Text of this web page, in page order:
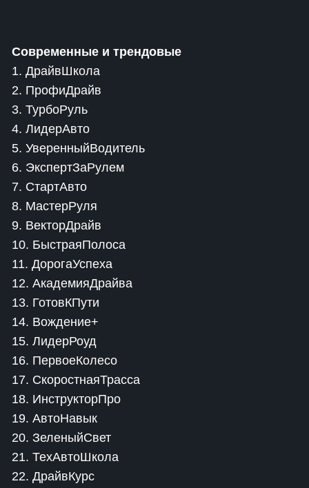
Современные и трендовые
1. ДрайвШкола
2. ПрофиДрайв
3. ТурбоРуль
4. ЛидерАвто
5. УверенныйВодитель
6. ЭкспертЗаРулем
7. СтартАвто
8. МастерРуля
9. ВекторДрайв
10. БыстраяПолоса
11. ДорогаУспеха
12. АкадемияДрайва
13. ГотовКПути
14. Вождение+
15. ЛидерРоуд
16. ПервоеКолесо
17. СкоростнаяТрасса
18. ИнструкторПро
19. АвтоНавык
20. ЗеленыйСвет
21. ТехАвтоШкола
22. ДрайвКурс